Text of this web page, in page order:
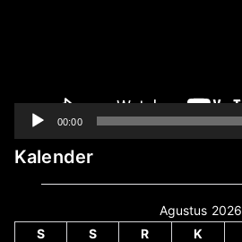
00:00
Kalender
Agustus 2026
S
S R K